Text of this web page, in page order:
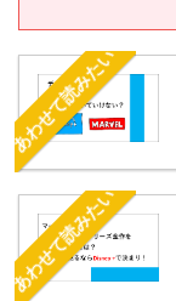
あわせて読みたい
あわせて読みたい